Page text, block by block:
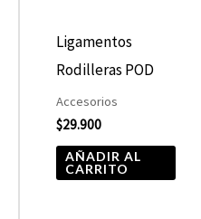
Ligamentos
Rodilleras POD
Accesorios
$29.900
AÑADIR AL
CARRITO